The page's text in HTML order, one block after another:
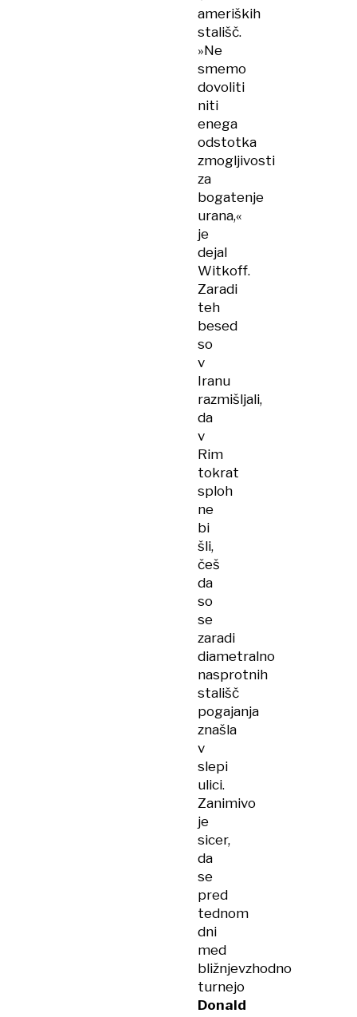
ameriških
stališč.
»Ne
smemo
dovoliti
niti
enega
odstotka
zmogljivosti
za
bogatenje
urana,«
je
dejal
Witkoff.
Zaradi
teh
besed
so
v
Iranu
razmišljali,
da
v
Rim
tokrat
sploh
ne
bi
šli,
češ
da
so
se
zaradi
diametralno
nasprotnih
stališč
pogajanja
znašla
v
slepi
ulici.
Zanimivo
je
sicer,
da
se
pred
tednom
dni
med
bližnjevzhodno
turnejo
Donald